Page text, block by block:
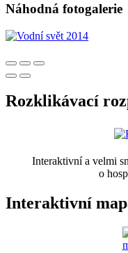
Náhodná fotogalerie
Rozklikávací
Interaktivní a velmi
o
Interaktivní